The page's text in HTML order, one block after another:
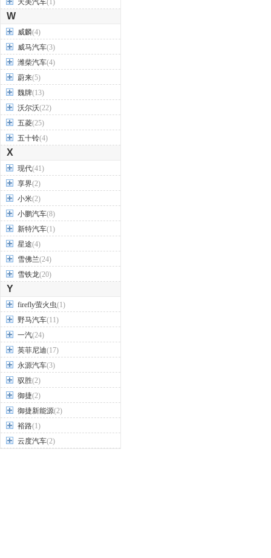
天美汽车(1)
W
威麟(4)
威马汽车(3)
潍柴汽车(4)
蔚来(5)
魏牌(13)
沃尔沃(22)
五菱(25)
五十铃(4)
X
现代(41)
享界(2)
小米(2)
小鹏汽车(8)
新特汽车(1)
星途(4)
雪佛兰(24)
雪铁龙(20)
Y
firefly萤火虫(1)
野马汽车(11)
一汽(24)
英菲尼迪(17)
永源汽车(3)
驭胜(2)
御捷(2)
御捷新能源(2)
裕路(1)
云度汽车(2)